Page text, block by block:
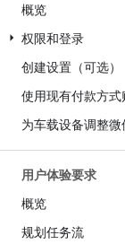
概览
权限和登录
创建设置（可选）
使用现有付款方式
为车载设备调整微
用户体验要求
概览
规划任务流